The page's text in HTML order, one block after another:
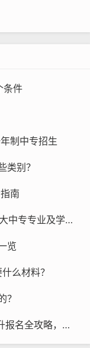
条件
制中专招生
类别？
南
2026 年中央广播电视中等专业学校 电大中专专业及学费一览
览
么材料？
？
2026 石家庄电大国家开放大学学历提升报名全攻略，官方渠道速看